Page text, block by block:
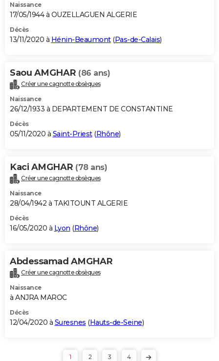
Naissance
17/05/1944 à OUZELLAGUEN ALGERIE
Décès
13/11/2020 à Hénin-Beaumont(Pas-de-Calais)
Saou AMGHAR (86 ans)
Créer une cagnotte obsèques
Naissance
26/12/1933 à DEPARTEMENT DE CONSTANTINE
Décès
05/11/2020 à Saint-Priest(Rhône)
Kaci AMGHAR (78 ans)
Créer une cagnotte obsèques
Naissance
28/04/1942 à TAKITOUNT ALGERIE
Décès
16/05/2020 à Lyon (Rhône)
Abdessamad AMGHAR
Créer une cagnotte obsèques
Naissance
à ANJRA MAROC
Décès
12/04/2020 à Suresnes (Hauts-de-Seine)
1 2 3 4